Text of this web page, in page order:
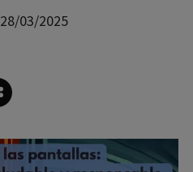
28/03/2025